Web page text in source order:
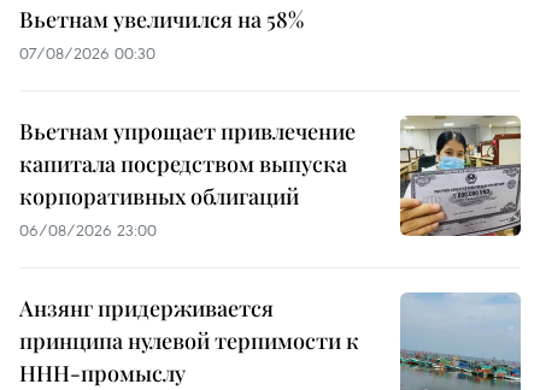
Вьетнам увеличился на 58%
07/08/2026 00:30
Вьетнам упрощает привлечение
капитала посредством выпуска
корпоративных облигаций
06/08/2026 23:00
Анзянг придерживается
принципа нулевой терпимости к
ННН-промыслу